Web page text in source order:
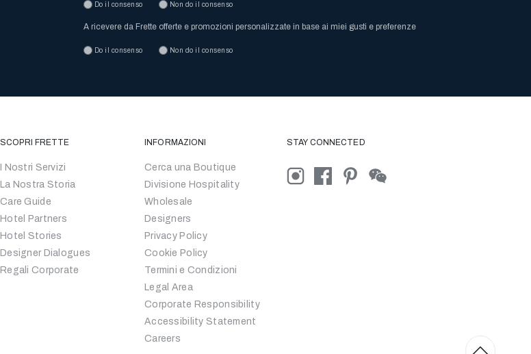
Do il consenso Non do il consenso
A ricevere da Frette offerte e promozioni personalizzate in base ai miei gusti e preferenze
Do il consenso Non do il consenso
SCOPRI FRETTE
I Nostri Servizi
La Nostra Storia
Care Guide
Hotel Partners
Hotel Stories
Designer Dialogues
Regali Corporate
INFORMAZIONI
Cerca una Boutique
Divisione Hospitality
Wholesale
Designers
Privacy Policy
Cookie Policy
Termini e Condizioni
Legal Area
Corporate Responsibility
Accessibility Statement
Careers
STAY CONNECTED